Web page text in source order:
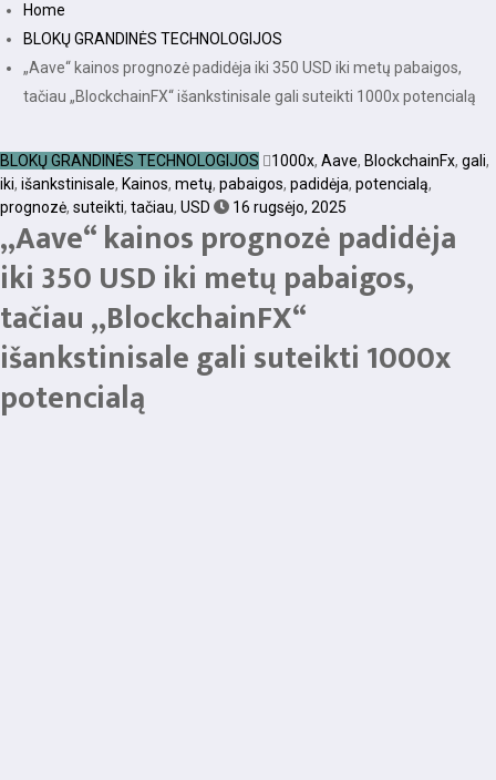
Home
BLOKŲ GRANDINĖS TECHNOLOGIJOS
„Aave“ kainos prognozė padidėja iki 350 USD iki metų pabaigos,
tačiau „BlockchainFX“ išankstinisale gali suteikti 1000x potencialą
BLOKŲ GRANDINĖS TECHNOLOGIJOS 1000x, Aave, BlockchainFx, gali,
iki, išankstinisale, Kainos, metų, pabaigos, padidėja, potencialą,
prognozė, suteikti, tačiau, USD 16 rugsėjo, 2025
„Aave“ kainos prognozė padidėja
iki 350 USD iki metų pabaigos,
tačiau „BlockchainFX“
išankstinisale gali suteikti 1000x
potencialą